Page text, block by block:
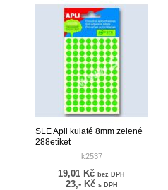
SLE Apli kulaté 8mm zelené
288etiket
k2537
19,01 Kč bez DPH
23,- Kč s DPH